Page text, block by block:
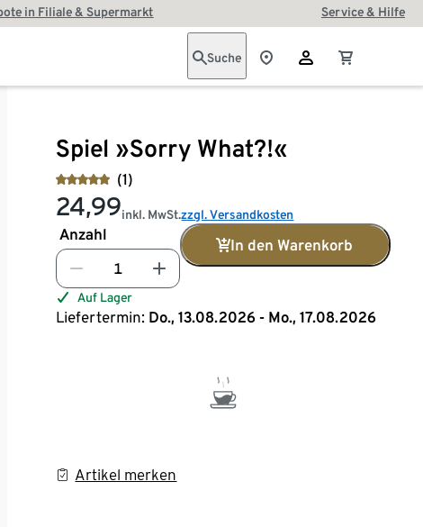
in Filiale & Supermarkt Service & Hilfe
Suche
Spiel »Sorry What?!«
(1)
24,99inkl. MwSt.zzgl. Versandkosten
Anzahl
In den Warenkorb
Auf Lager
Liefertermin: Do., 13.08.2026 - Mo., 17.08.2026
Artikel merken